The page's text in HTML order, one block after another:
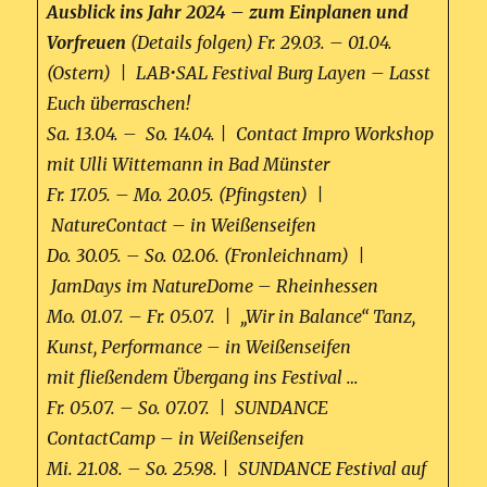
Ausblick ins Jahr 2024 – zum Einplanen und
Vorfreuen (Details folgen) Fr. 29.03. – 01.04.
(Ostern) | LAB•SAL Festival Burg Layen – Lasst
Euch überraschen!
Sa. 13.04. – So. 14.04. | Contact Impro Workshop
mit Ulli Wittemann in Bad Münster
Fr. 17.05. – Mo. 20.05. (Pfingsten) |
NatureContact – in Weißenseifen
Do. 30.05. – So. 02.06. (Fronleichnam) |
JamDays im NatureDome – Rheinhessen
Mo. 01.07. – Fr. 05.07. | „Wir in Balance“ Tanz,
Kunst, Performance – in Weißenseifen
mit fließendem Übergang ins Festival …
Fr. 05.07. – So. 07.07. | SUNDANCE
ContactCamp – in Weißenseifen
Mi. 21.08. – So. 25.98. | SUNDANCE Festival auf